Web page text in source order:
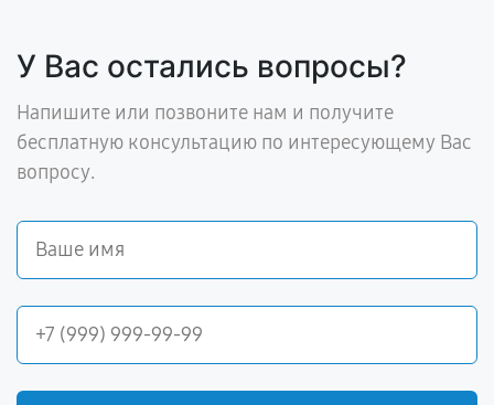
У Вас остались вопросы?
Напишите или позвоните нам и получите
бесплатную консультацию по интересующему Вас
вопросу.